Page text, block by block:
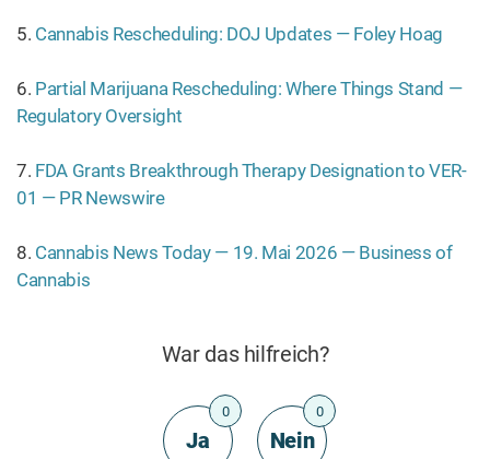
5. Cannabis Rescheduling: DOJ Updates — Foley Hoag
6. Partial Marijuana Rescheduling: Where Things Stand —
Regulatory Oversight
7. FDA Grants Breakthrough Therapy Designation to VER-
01 — PR Newswire
8. Cannabis News Today — 19. Mai 2026 — Business of
Cannabis
War das hilfreich?
Ja
0
Nein
0